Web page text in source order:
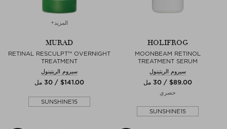
HOLIFROG
MOONBEAM RETINOL
TREATMENT SERUM
سيروم الريتينول
$‌89.00 / 30 مل
حصري
SUNSHINE15
المزيد+
MURAD
RETINAL RESCULPT™ OVERNIGHT
TREATMENT
سيروم الريتينول
$‌141.00 / 30 مل
SUNSHINE15